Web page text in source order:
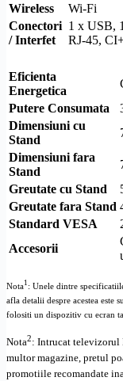
Wireless
Wi-Fi
Conectori
/ Interfet
1 x USB,
RJ-45,
Eficienta
Energetica
Putere Consumata
Dimensiuni cu
Stand
Dimensiuni fara
Stand
Greutate cu Stand
Greutate fara Stand
Standard VESA
Accesorii
Nota1 : Unele dintre
afla detalii despre acestea este
folositi un dispozitiv cu ecran
Nota2: Intrucat televizorul
multor magazine, pretul
promotiile recomandate